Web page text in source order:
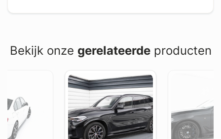
Bekijk onze gerelateerdeproducten